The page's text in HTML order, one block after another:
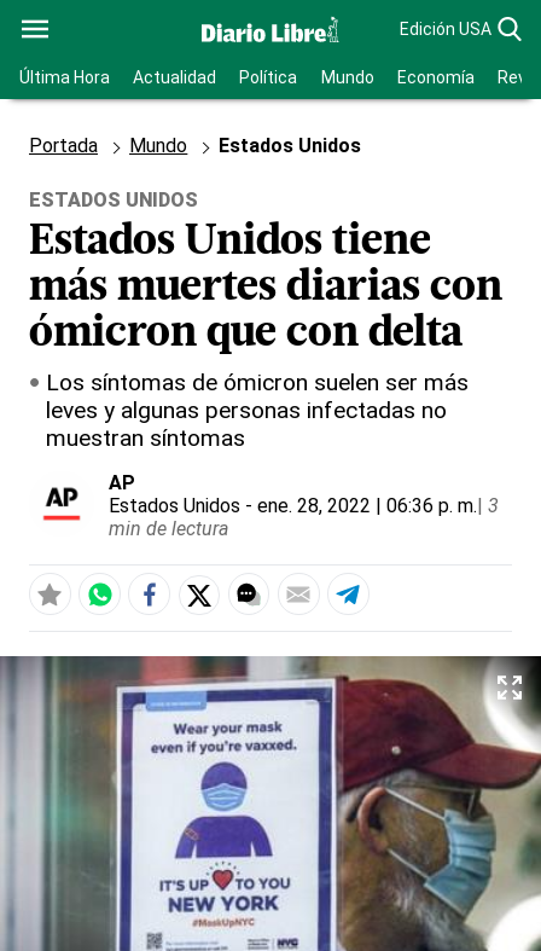
Edición USA
Última Hora Actualidad Política Mundo Economía
Portada Mundo Estados Unidos
ESTADOS UNIDOS
Estados Unidos tiene
más muertes diarias con
ómicron que con delta
Los síntomas de ómicron suelen ser más
leves y algunas personas infectadas no
muestran síntomas
AP
Estados Unidos - ene. 28, 2022 | 06:36 p. m.| 3
min de lectura